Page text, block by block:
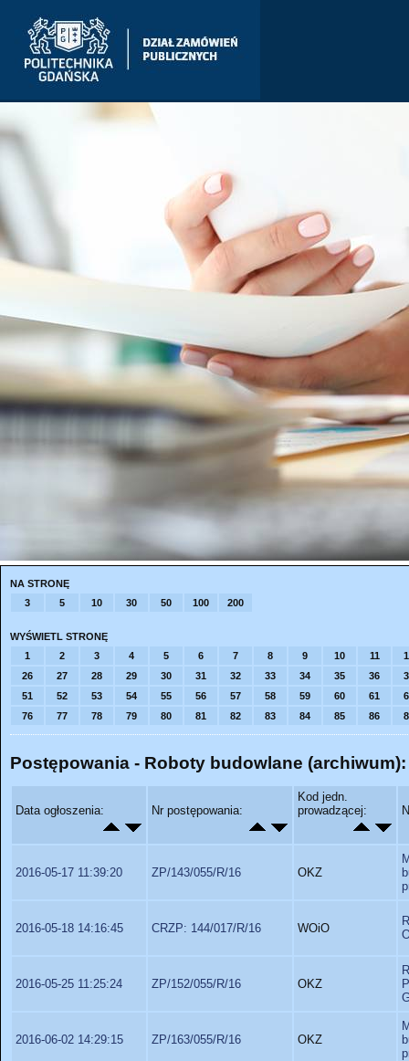
NA STRONĘ
3
5 10 30 50 100 200
WYŚWIETL STRONĘ
1
2 3 4 5 6 7 8 9 10 11
26
27 28 29 30 31 32 33 34 35 36
51
52 53 54 55 56 57 58 59 60 61
76
77 78 79 80 81 82 83 84 85 86
Postępowania - Roboty budowlane (archiwum):
Data ogłoszenia: Nr postępowania:
Kod jedn.
prowadzącej:
2016-05-17 11:39:20 ZP/143/055/R/16 OKZ
2016-05-18 14:16:45 CRZP: 144/017/R/16 WOiO
2016-05-25 11:25:24 ZP/152/055/R/16 OKZ
2016-06-02 14:29:15 ZP/163/055/R/16 OKZ